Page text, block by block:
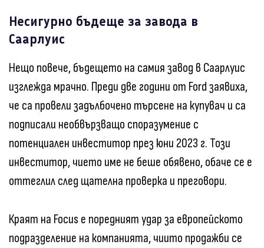
Несигурно бъдеще за завода в
Саарлуис
Нещо повече, бъдещето на самия завод в Саарлуис
изглежда мрачно. Преди две години от Ford заявиха,
че са провели задълбочено търсене на купувач и са
подписали необвързващо споразумение с
потенциален инвеститор през юни 2023 г. Този
инвеститор, чието име не беше обявено, обаче се е
оттеглил след щателна проверка и преговори.
Краят на Focus е поредният удар за европейското
подразделение на компанията, чиито продажби се